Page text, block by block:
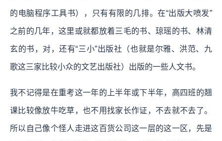
的电脑程序工具书），只有有限的几排。在“出版大喷发”
之前的几年，这里或就都放着三毛的书、琼瑶的书、林清
玄的书，对，还有“三小”出版社（也就是尔雅、洪范、九
歌这三家比较小众的文艺出版社）出版的一些人文书。
我不记得是在重考这一年的上半年或下半年，高四班的翘
课比较像放牛吃草，也不用找家长作证，不去就不去了。
所以自己像个怪人走进这百货公司这一层的这一区，先是